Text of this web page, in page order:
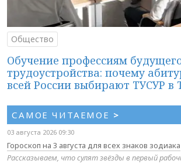
Общество
Обучение профессиям
трудоустройства: почему
всей России выбирают ТУСУР в
САМОЕ ЧИТАЕМОЕ >
03 августа 2026 09:30
Гороскоп на 3 августа для всех знаков зодиака
Рассказываем, что сулят звёзды в первый